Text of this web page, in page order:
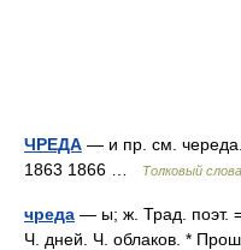
ЧРЕДА — и пр. см.
1863 1866 …
Толковый
чреда — ы; ж. Трад. поэт.
Ч. дней. Ч. облаков. *